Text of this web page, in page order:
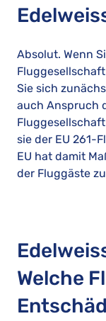
Absolut. Wenn
Sie sich
auch Anspruch
sie der EU 261-
EU hat damit
der Fluggäste
Welche